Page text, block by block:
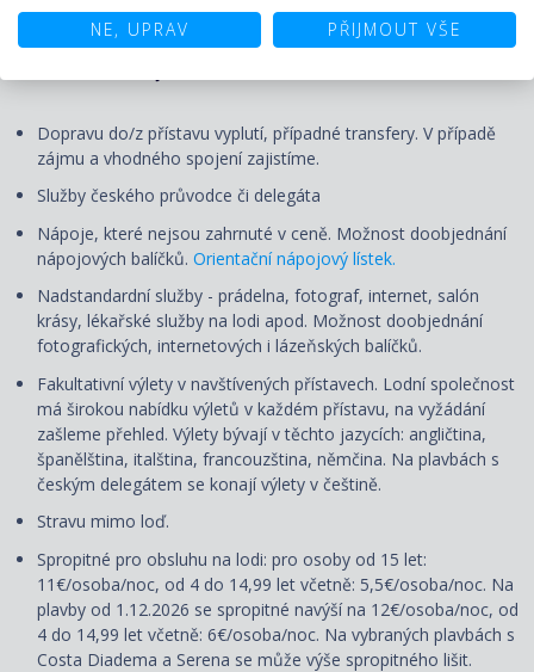
Pojištění CK proti úpadku u pojišťovny Generali.
Dopravu do/z přístavu vyplutí, případné transfery. V případě
zájmu a vhodného spojení zajistíme.
Služby českého průvodce či delegáta
Nápoje, které nejsou zahrnuté v ceně. Možnost doobjednání
nápojových balíčků. Orientační nápojový lístek.
Nadstandardní služby - prádelna, fotograf, internet, salón
krásy, lékařské služby na lodi apod. Možnost doobjednání
fotografických, internetových i lázeňských balíčků.
Fakultativní výlety v navštívených přístavech. Lodní společnost
má širokou nabídku výletů v každém přístavu, na vyžádání
zašleme přehled. Výlety bývají v těchto jazycích: angličtina,
španělština, italština, francouzština, němčina. Na plavbách s
českým delegátem se konají výlety v češtině.
Stravu mimo loď.
Spropitné pro obsluhu na lodi: pro osoby od 15 let:
11€/osoba/noc, od 4 do 14,99 let včetně: 5,5€/osoba/noc. Na
plavby od 1.12.2026 se spropitné navýší na 12€/osoba/noc, od
4 do 14,99 let včetně: 6€/osoba/noc. Na vybraných plavbách s
Costa Diadema a Serena se může výše spropitného lišit.
NE, UPRAV PŘIJMOUT VŠE